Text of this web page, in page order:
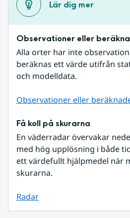
Lär dig mer
Observationer eller
Alla orter har inte
beräknas ett värde utifrån
och modelldata.
Observationer eller
Få koll på skurarna
En väderradar övervakar
med hög upplösning i både
ett värdefullt hjälpmedel när
skurarna.
Radar